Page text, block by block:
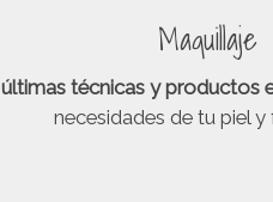
Maquillaje
últimas técnicas y productos
necesidades de tu piel y